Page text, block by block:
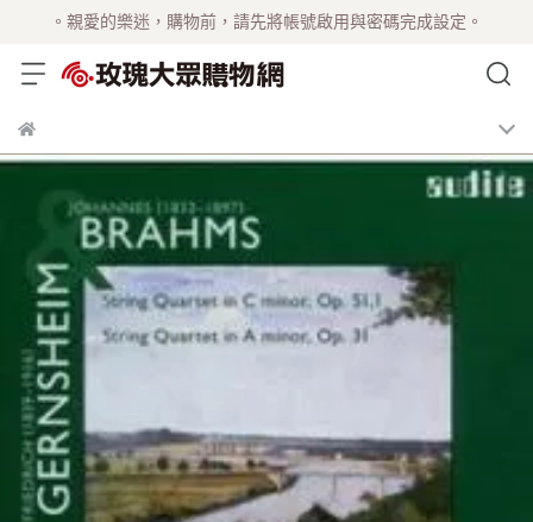
。親愛的樂迷，購物前，請先將帳號啟用與密碼完成設定。